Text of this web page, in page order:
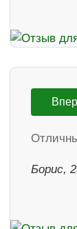
Борис,